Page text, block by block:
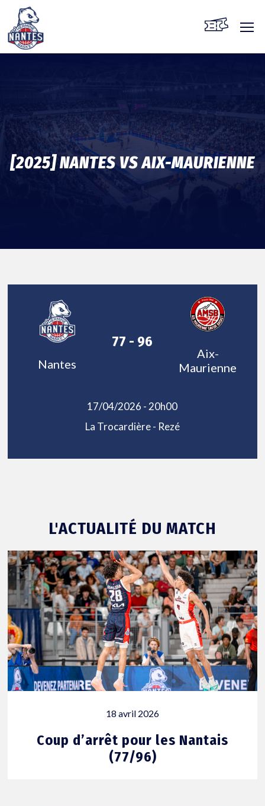
Skip
to
[2025] NANTES VS AIX-MAURIENNE
Nantes
77 - 96
17/04/2026 - 20h00
La Trocardière - Rezé
Aix-
Maurienne
L'ACTUALITÉ DU MATCH
18 avril 2026
Coup d’arrêt pour les Nantais
(77/96)